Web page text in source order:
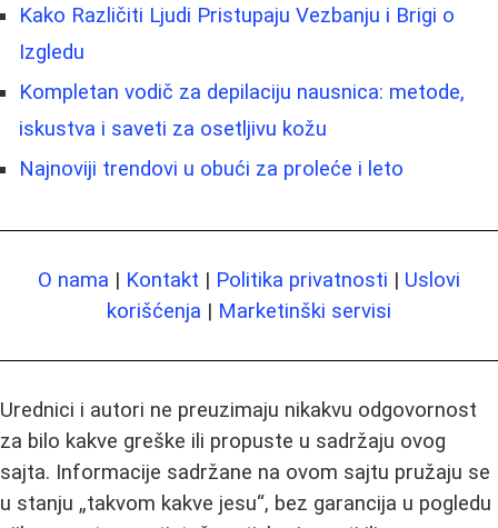
Kako Različiti Ljudi Pristupaju Vezbanju i Brigi o
Izgledu
Kompletan vodič za depilaciju nausnica: metode,
iskustva i saveti za osetljivu kožu
Najnoviji trendovi u obući za proleće i leto
O nama | Kontakt | Politika privatnosti | Uslovi
korišćenja | Marketinški servisi
Urednici i autori ne preuzimaju nikakvu odgovornost
za bilo kakve greške ili propuste u sadržaju ovog
sajta. Informacije sadržane na ovom sajtu pružaju se
u stanju „takvom kakve jesu“, bez garancija u pogledu